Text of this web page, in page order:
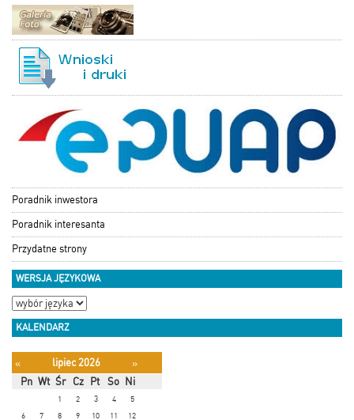
Poradnik inwestora
Poradnik interesanta
Przydatne strony
WERSJA JĘZYKOWA
KALENDARZ
« lipiec 2026
»
Pn Wt Śr Cz Pt So Ni
1 2 3 4
5
6
7 8 9 10 11 12